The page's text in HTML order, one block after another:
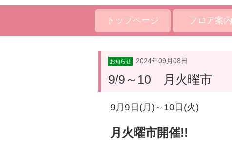
トップページ フロア案内
お知らせ 2024年09月08日
9/9～10 月火曜市
9月9 日(月)～10日(火)
月火曜市開催!!